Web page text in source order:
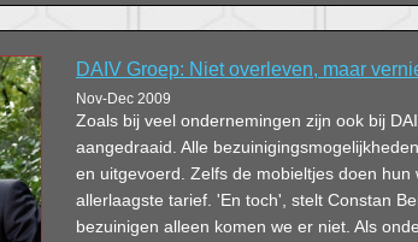
DAIV Groep: Niet overleven, maar
Nov-Dec 2009
Zoals bij veel ondernemingen zijn ook bij
aangedraaid. Alle
en uitgevoerd. Zelfs de mobieltjes doen hun
allerlaagste tarief. 'En toch', stelt Constan
bezuinigen alleen komen we er niet. Als